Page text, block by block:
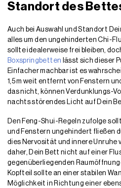
Standort des
Auch bei Auswahl und Standort
alles um den ungehinderten Chi-
sollte idealerweise frei bleiben,
Boxspringbetten lässt sich dieser
Einfacher machbar ist es
1,5 m weit entfernt von Fenstern
das nicht, können Verdunklungs-
nachts störendes Licht auf Dein
Den Feng-Shui-Regeln zufolge
und Fenstern ungehindert fließen
dies Nervosität und innere Unruhe
daher, Dein Bett nicht auf einer
gegenüberliegenden
Kopfteil sollte an einer stabilen
Möglichkeit in Richtung einer